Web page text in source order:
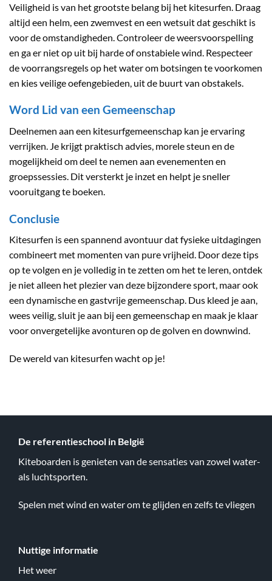
Veiligheid is van het grootste belang bij het kitesurfen. Draag
altijd een helm, een zwemvest en een wetsuit dat geschikt is
voor de omstandigheden. Controleer de weersvoorspelling
en ga er niet op uit bij harde of onstabiele wind. Respecteer
de voorrangsregels op het water om botsingen te voorkomen
en kies veilige oefengebieden, uit de buurt van obstakels.
Word Lid van een Gemeenschap
Deelnemen aan een kitesurfgemeenschap kan je ervaring
verrijken. Je krijgt praktisch advies, morele steun en de
mogelijkheid om deel te nemen aan evenementen en
groepssessies. Dit versterkt je inzet en helpt je sneller
vooruitgang te boeken.
Conclusie
Kitesurfen is een spannend avontuur dat fysieke uitdagingen
combineert met momenten van pure vrijheid. Door deze tips
op te volgen en je volledig in te zetten om het te leren, ontdek
je niet alleen het plezier van deze bijzondere sport, maar ook
een dynamische en gastvrije gemeenschap. Dus kleed je aan,
wees veilig, sluit je aan bij een gemeenschap en maak je klaar
voor onvergetelijke avonturen op de golven en downwind.
De wereld van kitesurfen wacht op je!
De referentieschool in België
Kiteboarden is genieten van de sensaties van zowel water-
als luchtsporten.
Spelen met wind en water om te glijden en zelfs te vliegen
Nuttige informatie
Het weer